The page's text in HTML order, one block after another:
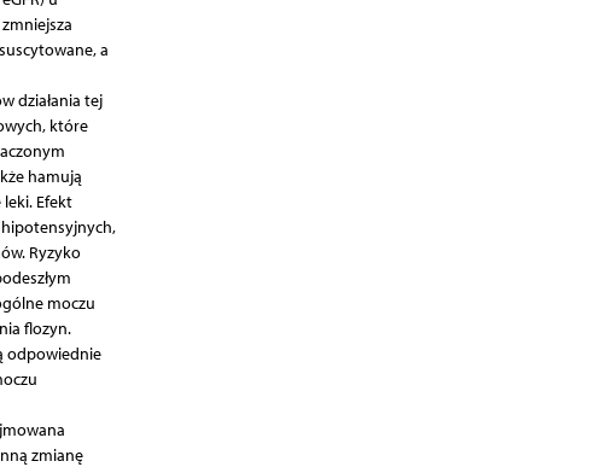
a
działania tej
które
hamują
Efekt
Ryzyko
moczu
flozyn.
odpowiednie
zmianę